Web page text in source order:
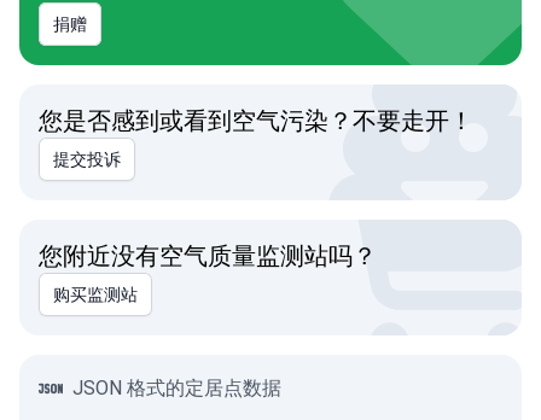
捐赠
您是否感到或看到空气污染？不要走开！
提交投诉
您附近没有空气质量监测站吗？
购买监测站
JSON 格式的定居点数据